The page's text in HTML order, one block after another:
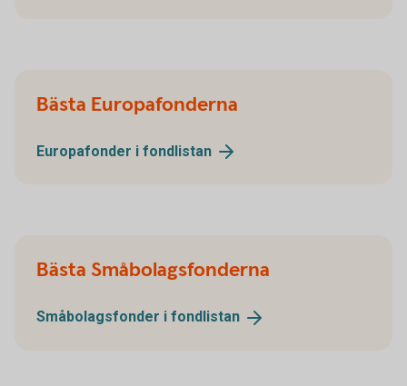
Bästa Europafonderna
Europafonder i fondlistan
Bästa Småbolagsfonderna
Småbolagsfonder i fondlistan